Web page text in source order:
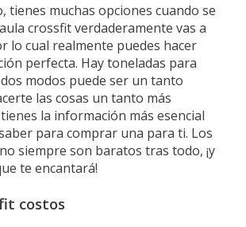
tienes muchas opciones cuando se
crossfit verdaderamente vas a
lo cual realmente puedes hacer
perfecta. Hay toneladas para
modos puede ser un tanto
las cosas un tanto más
la información más esencial
para comprar una para ti. Los
siempre son baratos tras todo, ¡y
te encantará!
costos